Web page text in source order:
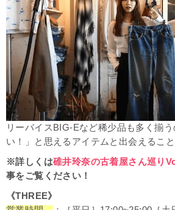
リーバイスBIG-Eなど稀少品も多く揃
い！」と思えるアイテムと出会えるこ
※詳しくは碓井玲奈の古着屋さん巡り
事をご覧ください！
《THREE》